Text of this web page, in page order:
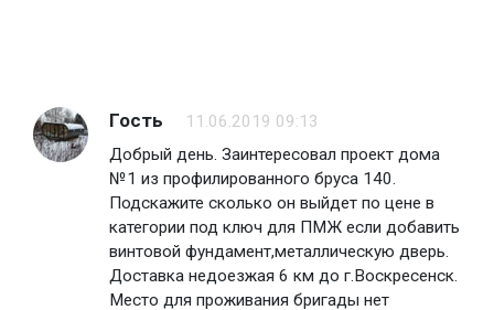
Гость
11.06.2019 09:13
Добрый день. Заинтересовал проект дома
№1 из профилированного бруса 140.
Подскажите сколько он выйдет по цене в
категории под ключ для ПМЖ если добавить
винтовой фундамент,металлическую дверь.
Доставка недоезжая 6 км до г.Воскресенск.
Место для проживания бригады нет